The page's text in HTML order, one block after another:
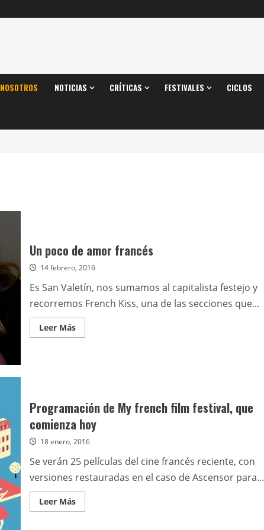
NOSOTROS NOTICIAS CRÍTICAS FESTIVALES CICLOS
Un poco de amor francés
14 febrero, 2016
Es San Valetín, nos sumamos al capitalista festejo y
recorremos French Kiss, una de las secciones que...
Leer MásLeer
más
Programación de My french film festival, que
comienza hoy
18 enero, 2016
Se verán 25 películas del cine francés reciente, con
versiones restauradas en el caso de Ascensor para...
Leer MásLeer
más